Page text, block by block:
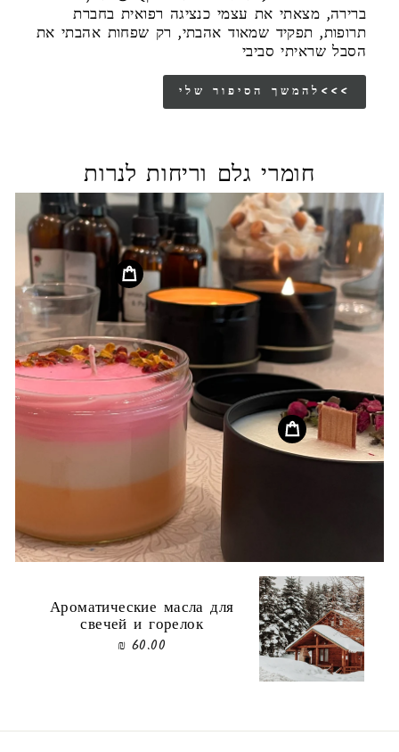
ברירה, מצאתי את עצמי כנציגה רפואית בחברת
תרופות, תפקיד שמאוד אהבתי, רק שפחות אהבתי את
הסבל שראיתי סביבי
להמשך הסיפור שלי<<<
חומרי גלם וריחות לנרות
Ароматические масла для
свечей и горелок
60.00 ₪